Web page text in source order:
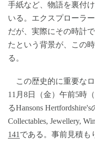
手紙など、物語を裏付
いる。エクスプローラ
だが、実際にその時計
たという背景が、この
る。
この歴史的に重要な
11月8日（金）午前5時
るHansons Hertfordshire's
Collectables, Jewellery,
141 である。事前見積も